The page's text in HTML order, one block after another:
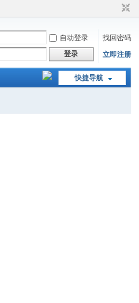
自动登录
找回密码
登录 立即注册
快捷导航